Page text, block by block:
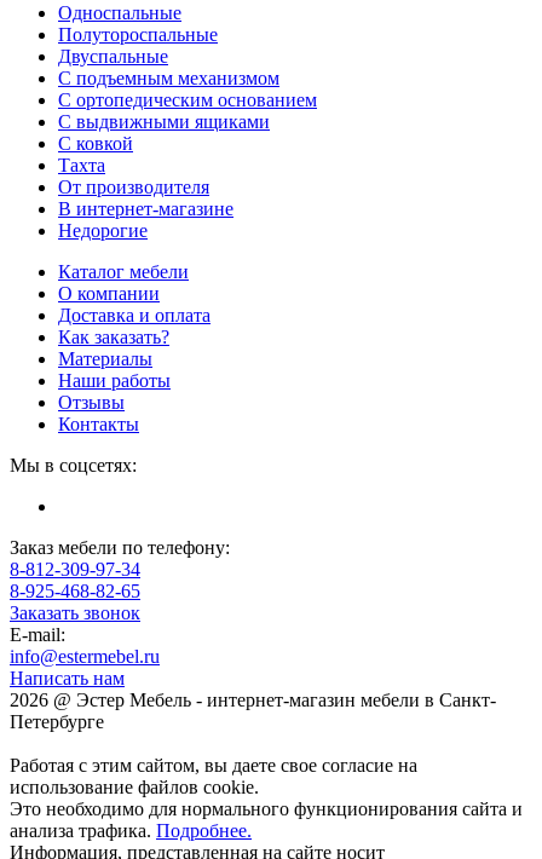
Односпальные
Полутороспальные
Двуспальные
С подъемным механизмом
С ортопедическим основанием
С выдвижными ящиками
С ковкой
Тахта
От производителя
В интернет-магазине
Недорогие
Каталог мебели
О компании
Доставка и оплата
Как заказать?
Материалы
Наши работы
Отзывы
Контакты
Мы в соцсетях:
Заказ мебели по телефону:
8-812-309-97-34
8-925-468-82-65
Заказать звонок
E-mail:
info@estermebel.ru
Написать нам
2026 @ Эстер Мебель - интернет-магазин мебели в Санкт-
Петербурге
Работая с этим сайтом, вы даете свое согласие на
использование файлов cookie.
Это необходимо для нормального функционирования сайта и
анализа трафика. Подробнее.
Информация, представленная на сайте носит